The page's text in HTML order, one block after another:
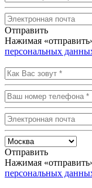
Отправить
Нажимая
персональных
Отправить
Нажимая
персональных